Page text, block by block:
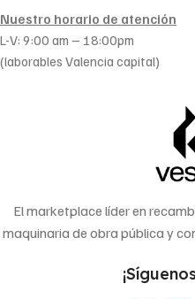
Nuestro horario de atención
L-V: 9:00 am – 18:00pm
(laborables Valencia capital)
El marketplace líder en
maquinaria de obra pública y